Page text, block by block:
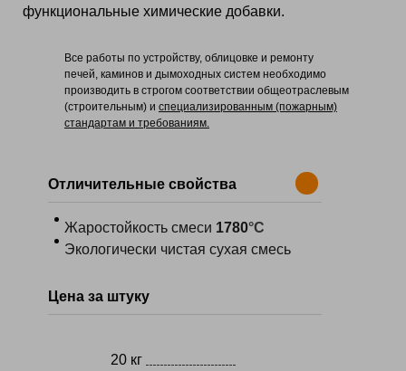
Все работы по устройству, облицовке и ремонту
печей, каминов и дымоходных систем необходимо
производить в строгом соответствии общеотраслевым
(строительным) и специализированным (пожарным)
стандартам и требованиям.
функциональные химические добавки.
Отличительные свойства
20 кг
Цена за штуку
Жаростойкость смеси 1780°С
Экологически чистая сухая смесь